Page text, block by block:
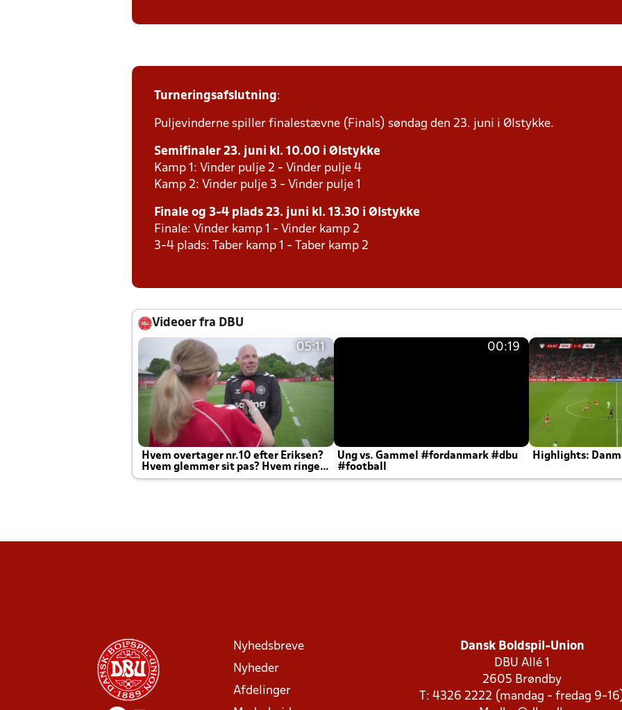
Turneringsafslutning:
Puljevinderne spiller finalestævne (Finals) søndag den 23. juni i Ølstykke.
Semifinaler 23. juni kl. 10.00 i Ølstykke
Kamp 1: Vinder pulje 2 - Vinder pulje 4
Kamp 2: Vinder pulje 3 - Vinder pulje 1
Finale og 3-4 plads 23. juni kl. 13.30 i Ølstykke
Finale: Vinder kamp 1 - Vinder kamp 2
3-4 plads: Taber kamp 1 - Taber kamp 2
Videoer fra DBU
05:11
Hvem overtager nr.10 efter Eriksen?
Hvem glemmer sit pas? Hvem ringer
Joachim altid til efter kampe?
00:19
Ung vs. Gammel #fordanmark #dbu
#football
Highlights:
Nyhedsbreve
Nyheder
Afdelinger
Dansk Boldspil-Union
DBU Allé 1
2605 Brøndby
T: 4326 2222 (mandag - fredag 9-